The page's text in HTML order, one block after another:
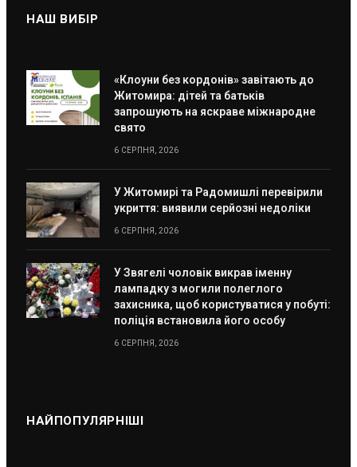
НАШ ВИБІР
«Клоуни без кордонів» завітають до
Житомира: дітей та батьків
запрошують на яскраве міжнародне
свято
6 СЕРПНЯ, 2026
У Житомирі та Радомишлі перевірили
укриття: виявили серйозні недоліки
6 СЕРПНЯ, 2026
У Звягелі чоловік викрав іменну
лампадку з могили полеглого
захисника, щоб користуватися у побуті:
поліція встановила його особу
6 СЕРПНЯ, 2026
НАЙПОПУЛЯРНІШІ